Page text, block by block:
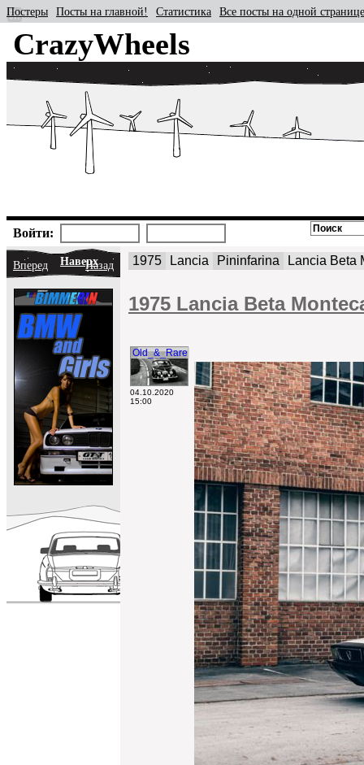
CrazyWheels
Постеры Посты на главной! Статистика Все посты на одной странице
Войти:
Вперед НаверхНазад 1975 Lancia Pininfarina Lancia Beta
1975 Lancia Beta
Old_&_Rare
04.10.2020
15:00